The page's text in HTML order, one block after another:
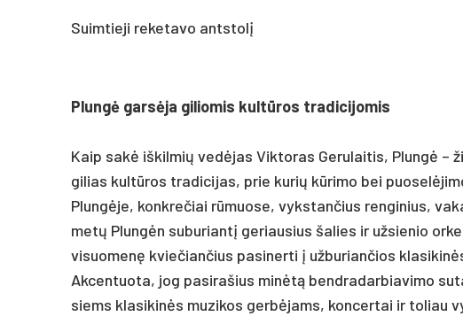
Suimtieji reketavo antstolį
Plungė garsė­ja gi­lio­mis kultū­ros tra­di­ci­jo­mis
Kaip sakė iš­kil­mių vedė­jas Vik­to­ras Ge­ru­lai­tis, Plungė
gi­lias kultū­ros tra­di­ci­jas, prie ku­rių kūri­mo bei
Plungė­je, konk­re­čiai rūmuo­se, vyks­tan­čius ren­gi­nius,
metų Plungėn su­bu­riantį ge­riau­sius ša­lies ir už­sie­nio
vi­suo­menę kvie­čian­čius pa­si­ner­ti į už­bu­rian­čios
Ak­cen­tuo­ta, jog pa­si­ra­šius minėtą bend­ra­dar­bia­vi­mo
siems kla­si­kinės mu­zi­kos gerbė­jams, kon­cer­tai ir to­liau